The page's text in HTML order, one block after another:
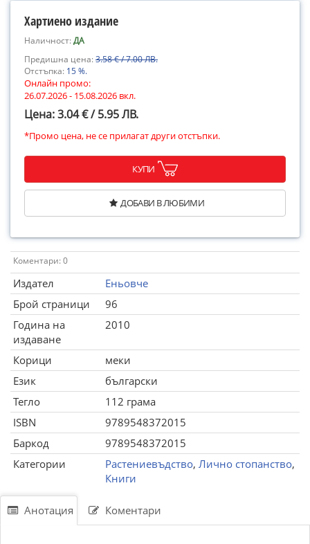
Хартиено издание
Наличност:ДА
Предишна цена:3.58 € / 7.00 ЛВ.
Отстъпка: 15 %.
Онлайн промо:
26.07.2026 - 15.08.2026 вкл.
Цена: 3.04 € / 5.95 ЛВ.
*Промо цена, не се прилагат други отстъпки.
КУПИ
ДОБАВИ В ЛЮБИМИ
Коментари: 0
Издател
Еньовче
Брой страници
96
Година на
издаване
2010
Корици
меки
Език
български
Тегло
112 грама
ISBN
9789548372015
Баркод
9789548372015
Категории
Растениевъдство, Лично стопанство,
Книги
Анотация Коментари